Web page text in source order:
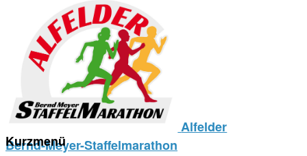
Alfelder
Bernd-Meyer-Staffelmarathon
Kurzmenü